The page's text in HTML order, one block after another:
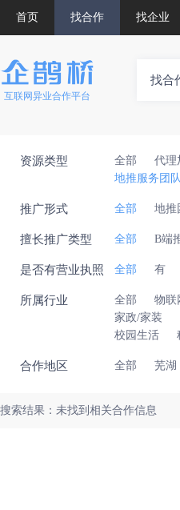
首页 找合作 找企业
互联网异业合作平台
找合
资源类型 全部 代理
地推服务团队
推广形式 全部 地推
擅长推广类型 全部 B端
是否有营业执照 全部 有
所属行业 全部 物联
家政/家装
校园生活
合作地区 全部 芜湖
搜索结果：未找到相关合作信息